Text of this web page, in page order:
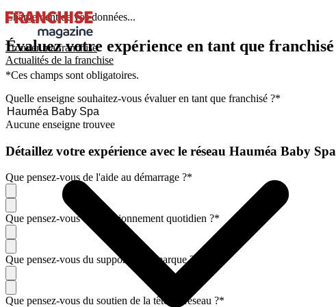
Trouver ma franchise
Actualités de la franchise
Chargement de vos données...
Évaluez votre expérience en tant que franchisé
*Ces champs sont obligatoires.
Quelle enseigne souhaitez-vous évaluer en tant que franchisé ?*
Aucune enseigne trouvee
Détaillez votre expérience avec le réseau Hauméa Baby Spa
Que pensez-vous de l'aide au démarrage ?*
Que pensez-vous du fonctionnement quotidien ?*
Que pensez-vous du support de la marque ?
Que pensez-vous du soutien de la tête de réseau ?*